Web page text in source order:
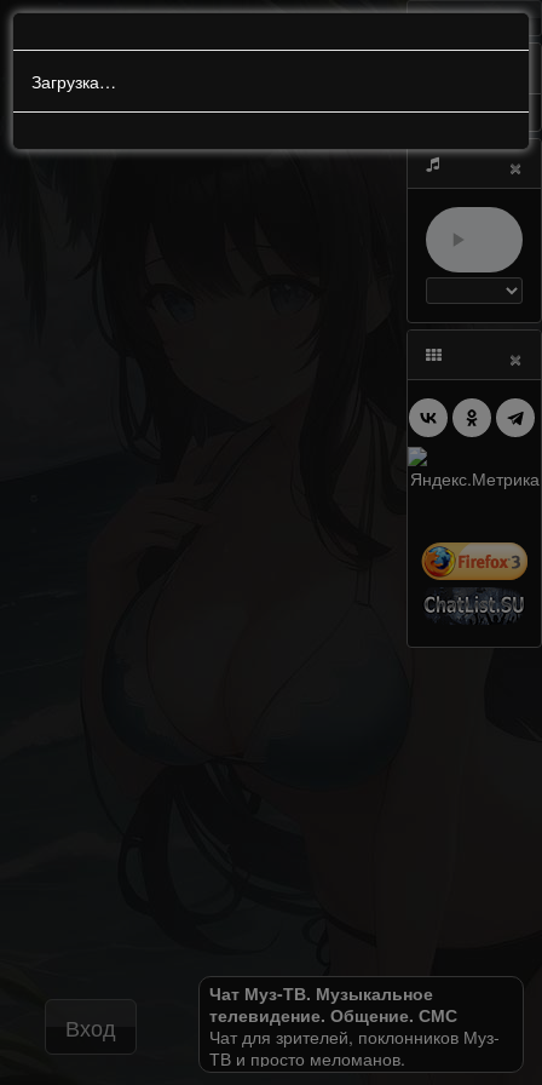
Загрузка…
МЕНЮ
×
×
Вход
Чат Муз-ТВ. Музыкальное
телевидение. Общение. СМС
Чат для зрителей, поклонников Муз-
ТВ и просто меломанов.